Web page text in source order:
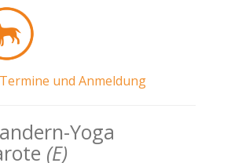
Termine und Anmeldung
Yoga
(E)